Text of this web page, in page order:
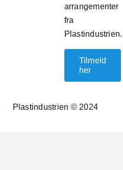
arrangementer
fra
Plastindustrien.
Tilmeld
her
Plastindustrien © 2024